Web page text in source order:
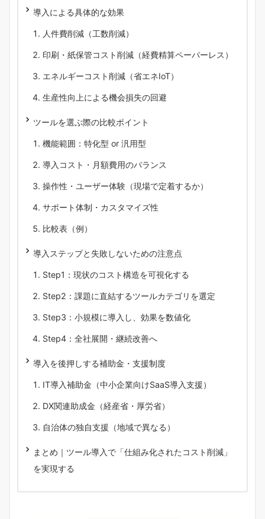
導入による具体的な効果
人件費削減（工数削減）
印刷・紙保管コスト削減（経費精算ペーパーレス）
エネルギーコスト削減（省エネIoT）
生産性向上による機会損失の回避
ツールを選ぶ際の比較ポイント
機能範囲：特化型 or 汎用型
導入コスト・月額費用のバランス
操作性・ユーザー体験（現場で定着するか）
サポート体制・カスタマイズ性
比較表（例）
導入ステップと失敗しないための注意点
Step1：現状のコスト構造を可視化する
Step2：課題に直結するツールカテゴリを選定
Step3：小規模に導入し、効果を数値化
Step4：全社展開・継続改善へ
導入を後押しする補助金・支援制度
IT導入補助金（中小企業向けSaaS導入支援）
DX関連助成金（経産省・厚労省）
自治体の独自支援（地域で異なる）
まとめ｜ツール導入で「仕組み化されたコスト削減」
を実現する